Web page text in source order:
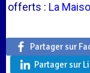
offerts : La
Partager sur
Partager sur